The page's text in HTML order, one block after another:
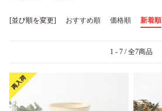
[並び順を変更] おすすめ順 価格順 新着順
1 - 7 / 全7商品